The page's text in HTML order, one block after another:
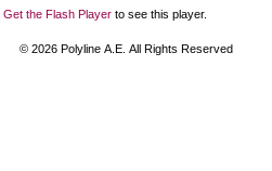
Get the Flash Player to see this player.
© 2026 Polyline Α.Ε. All Rights Reserved